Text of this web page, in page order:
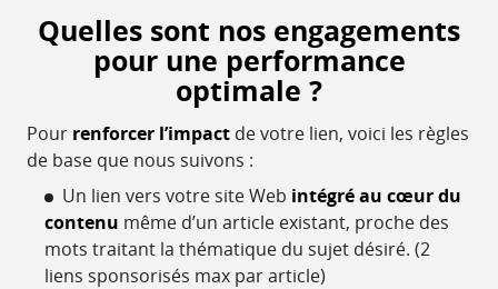
Quelles sont nos engagements
pour une performance
optimale ?
Pour renforcer l’impact de votre lien, voici les règles
de base que nous suivons :
Un lien vers votre site Web intégré au cœur du
contenu même d’un article existant, proche des
mots traitant la thématique du sujet désiré. (2
liens sponsorisés max par article)